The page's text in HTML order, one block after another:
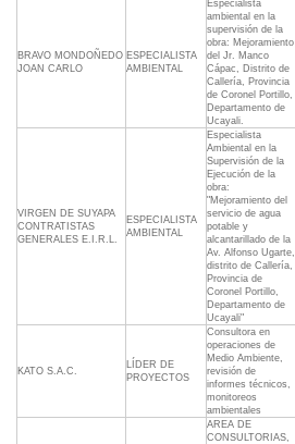
BRAVO MONDOÑEDO
JOAN CARLO
ESPECIALISTA
AMBIENTAL
Especialista
ambiental en la
supervisión de la
obra: Mejoramiento
del Jr. Manco
Cápac, Distrito de
Callería, Provincia
de Coronel Portillo,
Departamento de
Ucayali.
VIRGEN DE SUYAPA
CONTRATISTAS
GENERALES E.I.R.L.
ESPECIALISTA
AMBIENTAL
Especialista
Ambiental en la
Supervisión de la
Ejecución de la
obra:
"Mejoramiento del
servicio de agua
potable y
alcantarillado de la
Av. Alfonso Ugarte,
distrito de Callería,
Provincia de
Coronel Portillo,
Departamento de
Ucayali"
KATO S.A.C.
LÍDER DE
PROYECTOS
Consultora en
operaciones de
Medio Ambiente,
revisión de
informes técnicos,
monitoreos
ambientales
AREA DE
CONSULTORIAS,